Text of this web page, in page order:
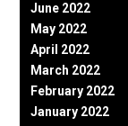
June 2022
May 2022
April 2022
March 2022
February 2022
January 2022